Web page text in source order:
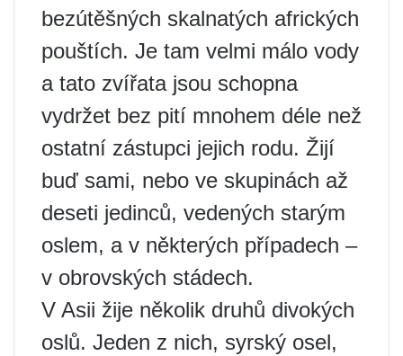
bezútěšných skalnatých afrických
pouštích. Je tam velmi málo vody
a tato zvířata jsou schopna
vydržet bez pití mnohem déle než
ostatní zástupci jejich rodu. Žijí
buď sami, nebo ve skupinách až
deseti jedinců, vedených starým
oslem, a v některých případech –
v obrovských stádech.
V Asii žije několik druhů divokých
oslů. Jeden z nich, syrský osel,